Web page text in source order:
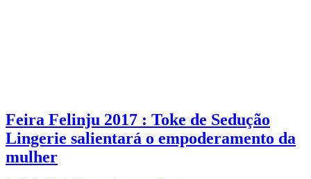
Feira Felinju 2017 : Toke de Sedução
Lingerie salientará o empoderamento da
mulher